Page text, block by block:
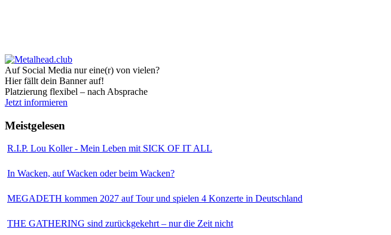
Auf Social Media nur eine(r) von vielen?
Hier fällt dein Banner auf!
Platzierung flexibel – nach Absprache
Jetzt informieren
Meistgelesen
R.I.P. Lou Koller - Mein Leben mit SICK OF IT ALL
In Wacken, auf Wacken oder beim Wacken?
MEGADETH kommen 2027 auf Tour und spielen 4 Konzerte in Deutschland
THE GATHERING sind zurückgekehrt – nur die Zeit nicht